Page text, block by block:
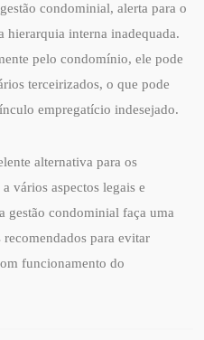
condominial, alerta para o
interna inadequada.
pelo condomínio, ele pode
terceirizados, o que pode
empregatício indesejado.
alternativa para os
vários aspectos legais e
gestão condominial faça uma
recomendados para evitar
funcionamento do